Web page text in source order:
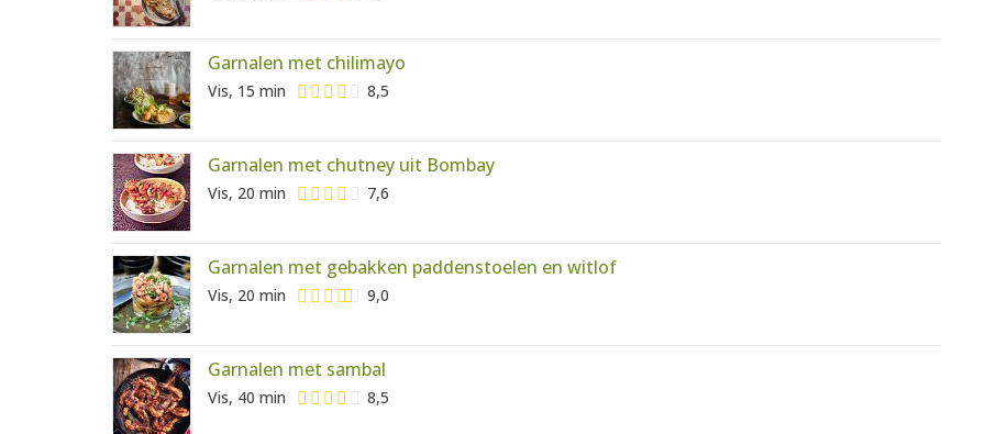
Garnalen met chilimayo
Vis, 15 min 8,5
Garnalen met chutney uit Bombay
Vis, 20 min 7,6
Garnalen met gebakken paddenstoelen en witlof
Vis, 20 min 9,0
Garnalen met sambal
Vis, 40 min 8,5